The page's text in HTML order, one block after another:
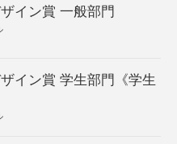
イン賞 一般部門
イン賞 学生部門《学生